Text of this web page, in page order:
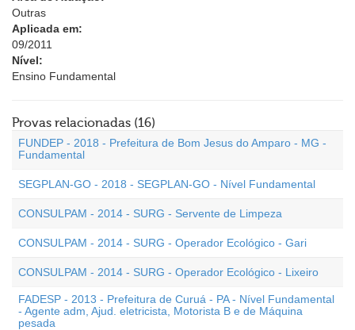
Outras
Aplicada em:
09/2011
Nível:
Ensino Fundamental
Provas relacionadas (16)
FUNDEP - 2018 - Prefeitura de Bom Jesus do Amparo - MG -
Fundamental
SEGPLAN-GO - 2018 - SEGPLAN-GO - Nível Fundamental
CONSULPAM - 2014 - SURG - Servente de Limpeza
CONSULPAM - 2014 - SURG - Operador Ecológico - Gari
CONSULPAM - 2014 - SURG - Operador Ecológico - Lixeiro
FADESP - 2013 - Prefeitura de Curuá - PA - Nível Fundamental
- Agente adm, Ajud. eletricista, Motorista B e de Máquina
pesada